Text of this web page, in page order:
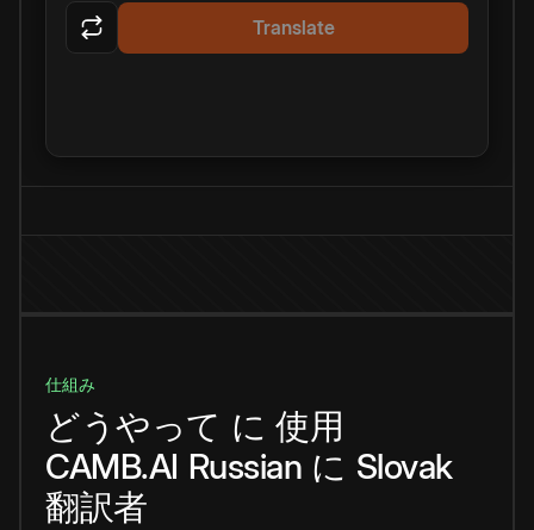
Translate
仕組み
どうやって に 使用
CAMB.AI Russian に Slovak
翻訳者